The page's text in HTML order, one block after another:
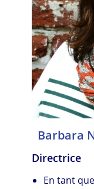
Barbara
Directrice
En tant